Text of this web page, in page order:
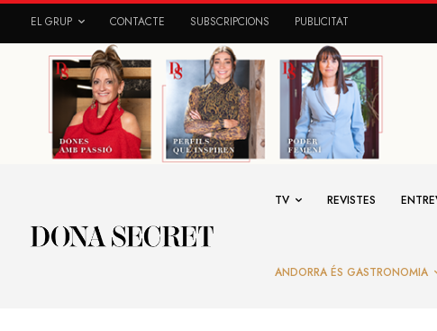
EL GRUP CONTACTE SUBSCRIPCIONS PUBLICITAT
TV REVISTES
ANDORRA ÉS GASTRONOMIA